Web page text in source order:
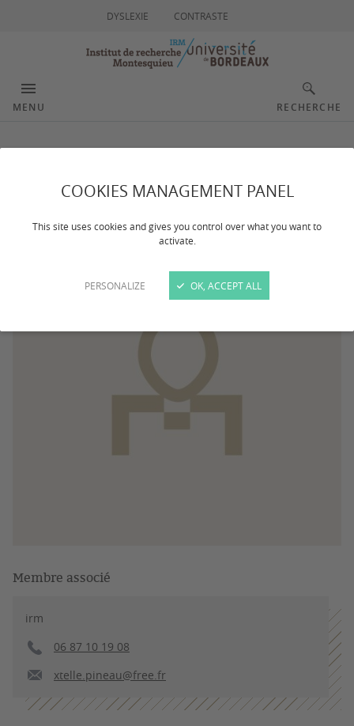
COOKIES MANAGEMENT PANEL
This site uses cookies and gives you control over what you want to
activate.
PERSONALIZE OK, ACCEPT ALL
DYSLEXIE CONTRASTE
MENU RECHERCHE
Membre associé
irm
06 87 10 19 08
xtelle.pineau@free.fr